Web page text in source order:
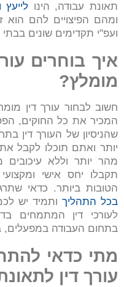
תאונת עבודה, הינו לייעץ
ומהם הפיצויים להם הוא
ועפ"י תקדימים שונים
איך בוחרים
מומלץ?
חשוב לבחור עורך דין
המכיר את כל החוקים,
שהניסיון של העורך דין
יותר ואתם תוכלו לקבל
מהר יותר וללא
תקבלו יחס אישי
הטובות ביותר. כדאי
בכל התהליךותמיד יש
לעורכי דין המתמחים
בתחום העבודה במפעלים,
מתי כדאי
עורך דין